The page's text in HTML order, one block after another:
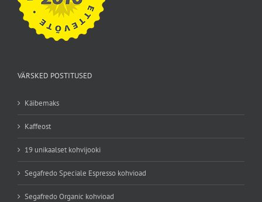
VÄRSKED POSTITUSED
Käibemaks
Kaffeost
19 unikaalset kohvijooki
Segafredo Speciale Espresso kohvioad
Segafredo Organic kohvioad